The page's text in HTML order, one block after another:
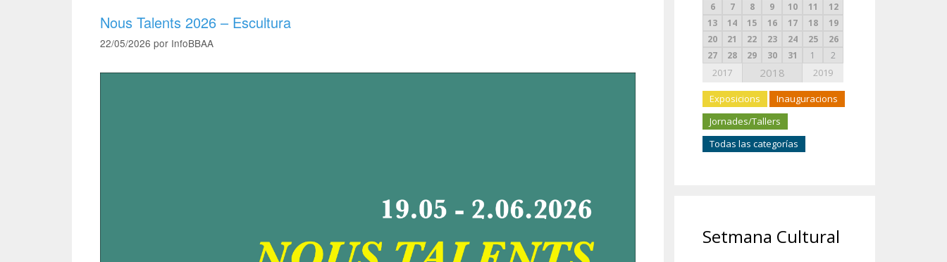
Nous Talents 2026 – Escultura
22/05/2026 por InfoBBAA
6
7 8 9 10 11
12
13
14 15 16 17 18
19
20
21 22 23 24 25
26
27
28 29 30 31 1 2
2017 2018 2019
Exposicions
Inauguracions
Jornades/Tallers
Todas las categorías
Setmana Cultural